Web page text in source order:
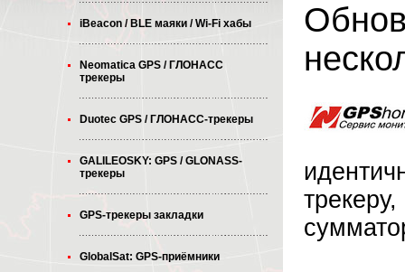
iBeacon / BLE маяки / Wi-Fi хабы
Neomatica GPS / ГЛОНАСС
трекеры
Duotec GPS / ГЛОНАСС-трекеры
GALILEOSKY: GPS / GLONASS-
трекеры
GPS-трекеры закладки
GlobalSat: GPS-приёмники